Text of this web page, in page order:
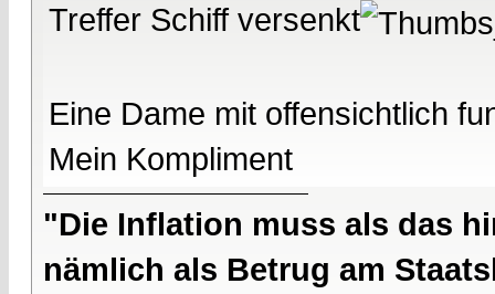
Treffer Schiff versenkt
Eine Dame mit offensichtlich
Mein Kompliment
"Die Inflation muss als das
nämlich als Betrug am